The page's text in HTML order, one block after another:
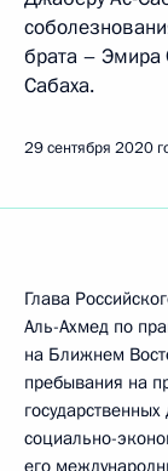
брата – Эмира
Сабаха.
29 сентября 2020
Глава
Аль-Ахмед по
на Ближнем
пребывания на
социально-
его